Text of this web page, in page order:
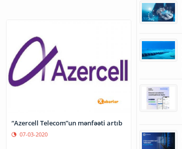
“Azercell Telecom”un mənfəəti artıb
07-03-2020